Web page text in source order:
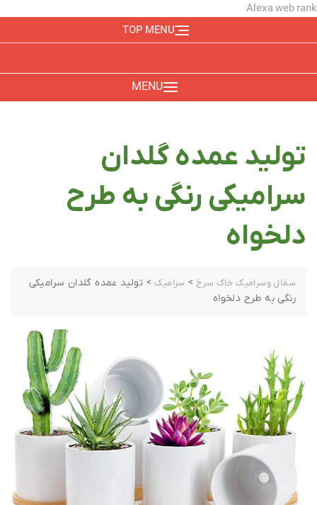
Alexa web rank
TOP MENU
MENU
تولید عمده گلدان
سرامیکی رنگی به طرح
دلخواه
سفال وسرامیک خاک سرخ > سرامیک> تولید عمده گلدان سرامیکی
رنگی به طرح دلخواه